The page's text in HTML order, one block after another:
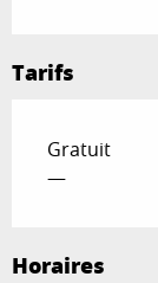
Tarifs
Gratuit
—
Horaires